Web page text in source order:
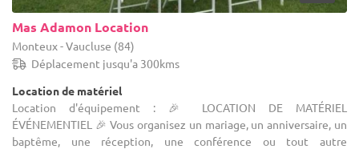
Mas Adamon Location
Monteux - Vaucluse (84)
Déplacement jusqu'a 300kms
Location de matériel
Location d'équipement : 🎉 LOCATION DE MATÉRIEL
ÉVÉNEMENTIEL 🎉 Vous organisez un mariage, un anniversaire, un
baptême, une réception, une conférence ou tout autre